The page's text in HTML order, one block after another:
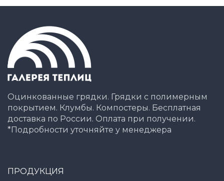
Оцинкованные грядки. Грядки с полимерным
покрытием. Клумбы. Компостеры. Бесплатная
доставка по России. Оплата при получении.
*Подробности уточняйте у менеджера
ПРОДУКЦИЯ